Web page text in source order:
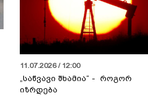
11.07.2026 / 12:00
„საწვავი შხამია“ - როგორ
იზრდება